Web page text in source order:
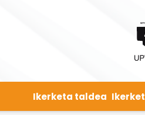
Ikerketa taldea